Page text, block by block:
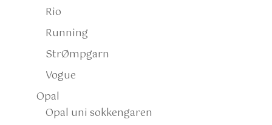
Rio
Running
StrØmpgarn
Vogue
Opal
Opal uni sokkengaren